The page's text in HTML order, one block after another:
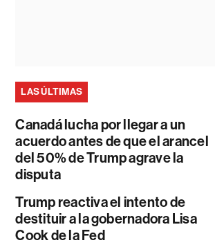
LAS ÚLTIMAS
Canadá lucha por llegar a un
acuerdo antes de que el arancel
del 50% de Trump agrave la
disputa
Trump reactiva el intento de
destituir a la gobernadora Lisa
Cook de la Fed